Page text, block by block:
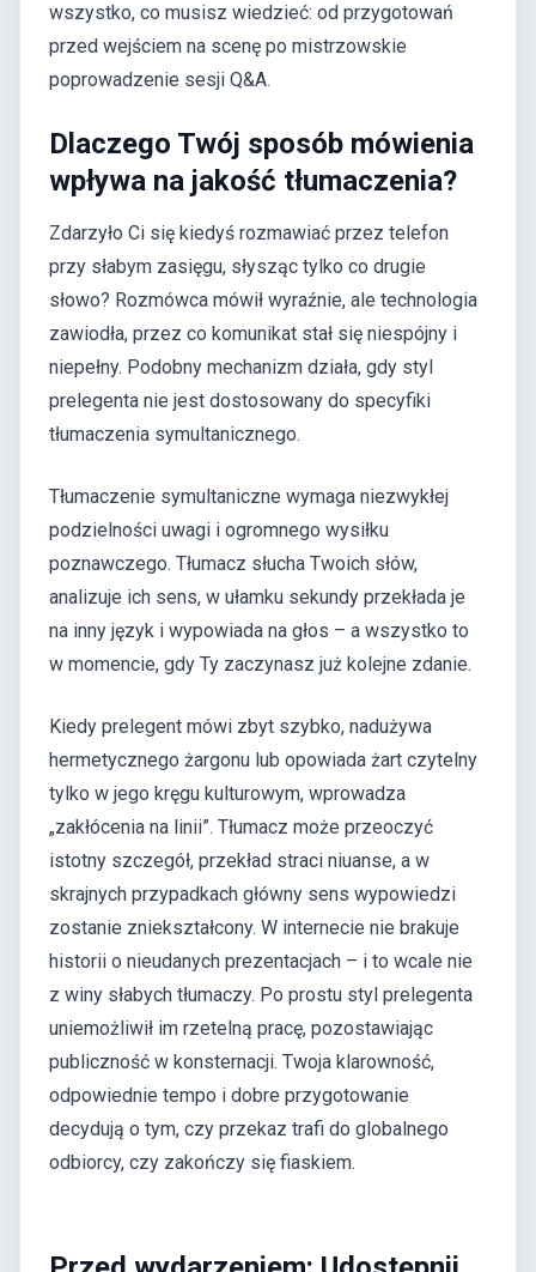
wszystko, co musisz wiedzieć: od przygotowań
przed wejściem na scenę po mistrzowskie
poprowadzenie sesji Q&A.
Dlaczego Twój sposób mówienia
wpływa na jakość tłumaczenia?
Zdarzyło Ci się kiedyś rozmawiać przez telefon
przy słabym zasięgu, słysząc tylko co drugie
słowo? Rozmówca mówił wyraźnie, ale technologia
zawiodła, przez co komunikat stał się niespójny i
niepełny. Podobny mechanizm działa, gdy styl
prelegenta nie jest dostosowany do specyfiki
tłumaczenia symultanicznego.
Tłumaczenie symultaniczne wymaga niezwykłej
podzielności uwagi i ogromnego wysiłku
poznawczego. Tłumacz słucha Twoich słów,
analizuje ich sens, w ułamku sekundy przekłada je
na inny język i wypowiada na głos – a wszystko to
w momencie, gdy Ty zaczynasz już kolejne zdanie.
Kiedy prelegent mówi zbyt szybko, nadużywa
hermetycznego żargonu lub opowiada żart czytelny
tylko w jego kręgu kulturowym, wprowadza
„zakłócenia na linii”. Tłumacz może przeoczyć
istotny szczegół, przekład straci niuanse, a w
skrajnych przypadkach główny sens wypowiedzi
zostanie zniekształcony. W internecie nie brakuje
historii o nieudanych prezentacjach – i to wcale nie
z winy słabych tłumaczy. Po prostu styl prelegenta
uniemożliwił im rzetelną pracę, pozostawiając
publiczność w konsternacji. Twoja klarowność,
odpowiednie tempo i dobre przygotowanie
decydują o tym, czy przekaz trafi do globalnego
odbiorcy, czy zakończy się fiaskiem.